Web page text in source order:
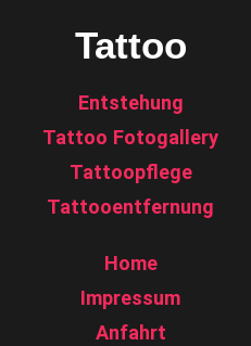
Tattoo
Entstehung
Tattoo Fotogallery
Tattoopflege
Tattooentfernung
Home
Impressum
Anfahrt